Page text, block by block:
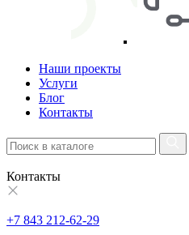
Наши проекты
Услуги
Блог
Контакты
Контакты
+7 843 212-62-29